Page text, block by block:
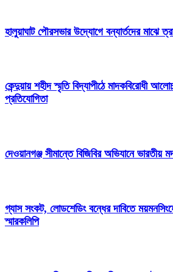
হালুয়াঘাট পৌরসভার উদ্যোগে বন্যার্তদের মাঝে
কেন্দুয়ায় শহীদ স্মৃতি বিদ্যাপীঠে মাদকবিরোধী
প্রতিযোগিতা
দেওয়ানগঞ্জ সীমান্তে বিজিবির অভিযানে
গ্যাস সংকট, লোডশেডিং বন্ধের দাবিতে
স্মারকলিপি